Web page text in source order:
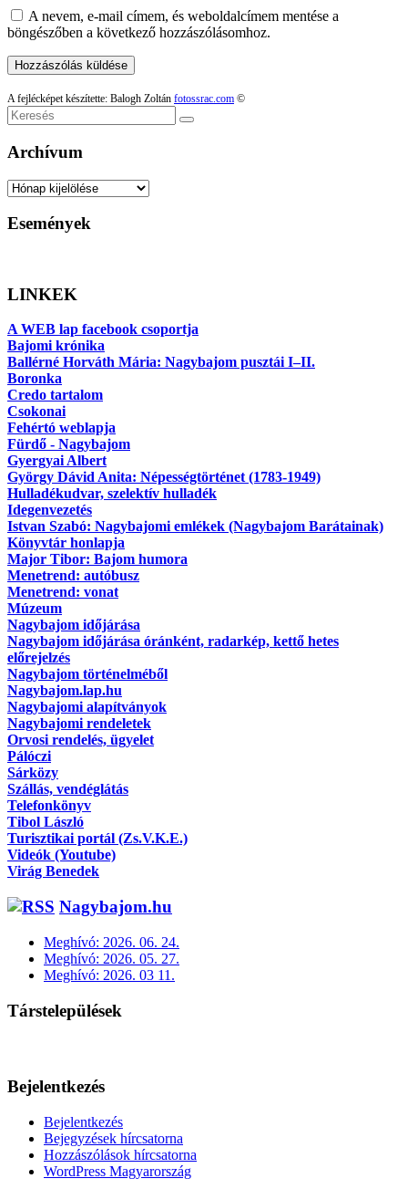
A nevem, e-mail címem, és weboldalcímem mentése a
böngészőben a következő hozzászólásomhoz.
A fejlécképet készítette: Balogh Zoltán fotossrac.com ©
Keresés
Archívum
Archívum
Események
LINKEK
A WEB lap facebook csoportja
Bajomi krónika
Ballérné Horváth Mária: Nagybajom pusztái I–II.
Boronka
Credo tartalom
Csokonai
Fehértó weblapja
Fürdő - Nagybajom
Gyergyai Albert
György Dávid Anita: Népességtörténet (1783-1949)
Hulladékudvar, szelektív hulladék
Idegenvezetés
Istvan Szabó: Nagybajomi emlékek (Nagybajom Barátainak)
Könyvtár honlapja
Major Tibor: Bajom humora
Menetrend: autóbusz
Menetrend: vonat
Múzeum
Nagybajom időjárása
Nagybajom időjárása óránként, radarkép, kettő hetes
előrejelzés
Nagybajom történelméből
Nagybajom.lap.hu
Nagybajomi alapítványok
Nagybajomi rendeletek
Orvosi rendelés, ügyelet
Pálóczi
Sárközy
Szállás, vendéglátás
Telefonkönyv
Tibol László
Turisztikai portál (Zs.V.K.E.)
Videók (Youtube)
Virág Benedek
Nagybajom.hu
Meghívó: 2026. 06. 24.
Meghívó: 2026. 05. 27.
Meghívó: 2026. 03 11.
Társtelepülések
Bejelentkezés
Bejelentkezés
Bejegyzések hírcsatorna
Hozzászólások hírcsatorna
WordPress Magyarország